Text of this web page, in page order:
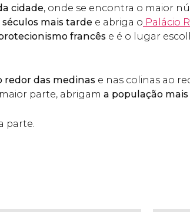
cidade, onde se encontra o maior
mais tarde e abriga o Palácio
francês e é o lugar
redor das medinas e nas colinas ao
parte, abrigam a população
parte.